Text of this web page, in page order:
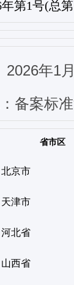
年第1号(总
2026年1
备案标
省市区
北京市
天津市
河北省
山西省